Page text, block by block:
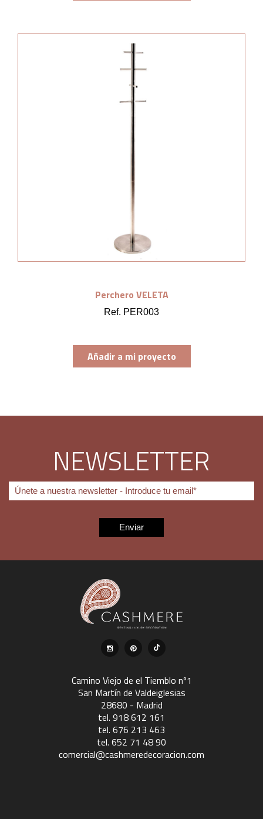
Perchero VELETA
Ref. PER003
Añadir a mi proyecto
NEWSLETTER
Camino Viejo de el Tiemblo nº1
San Martín de Valdeiglesias
28680 - Madrid
tel. 918 612 161
tel. 676 213 463
tel. 652 71 48 90
comercial@cashmeredecoracion.com